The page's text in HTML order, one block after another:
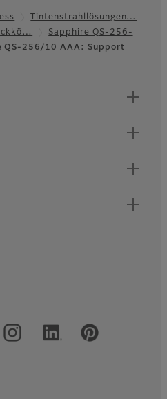
Tintenstrahllösungen…
Sapphire QS-256-
QS-256/10 AAA: Support